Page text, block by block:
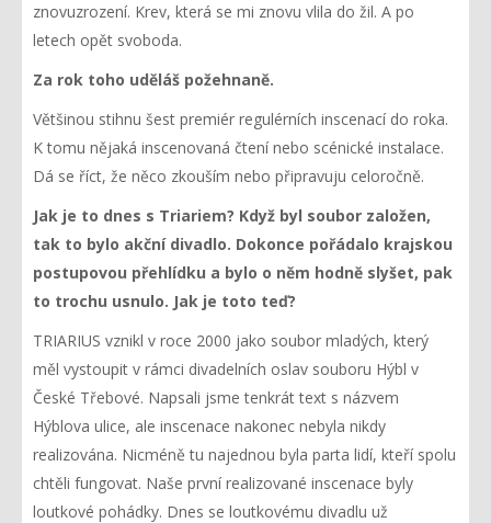
znovuzrození. Krev, která se mi znovu vlila do žil. A po
letech opět svoboda.
Za rok toho uděláš požehnaně.
Většinou stihnu šest premiér regulérních inscenací do roka.
K tomu nějaká inscenovaná čtení nebo scénické instalace.
Dá se říct, že něco zkouším nebo připravuju celoročně.
Jak je to dnes s Triariem? Když byl soubor založen,
tak to bylo akční divadlo. Dokonce pořádalo krajskou
postupovou přehlídku a bylo o něm hodně slyšet, pak
to trochu usnulo. Jak je toto teď?
TRIARIUS vznikl v roce 2000 jako soubor mladých, který
měl vystoupit v rámci divadelních oslav souboru Hýbl v
České Třebové. Napsali jsme tenkrát text s názvem
Hýblova ulice, ale inscenace nakonec nebyla nikdy
realizována. Nicméně tu najednou byla parta lidí, kteří spolu
chtěli fungovat. Naše první realizované inscenace byly
loutkové pohádky. Dnes se loutkovému divadlu už